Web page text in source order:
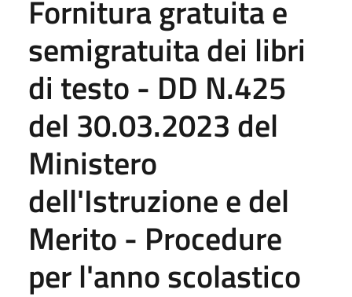
Fornitura gratuita e
semigratuita dei libri
di testo - DD N.425
del 30.03.2023 del
Ministero
dell'Istruzione e del
Merito - Procedure
per l'anno scolastico